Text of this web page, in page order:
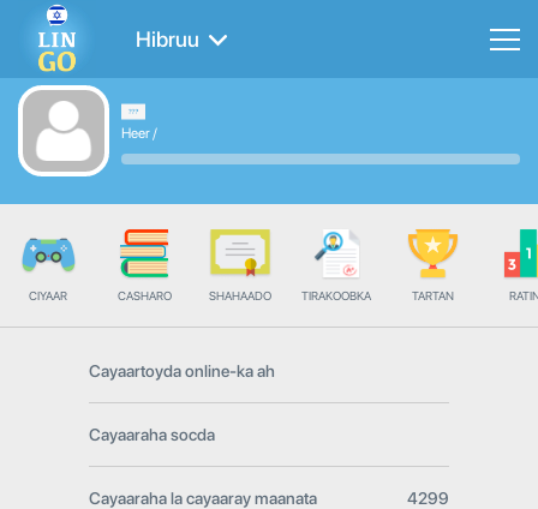
Hibruu
Heer/
CIYAAR CASHARO SHAHAADO TIRAKOOBKA TARTAN
Cayaartoyda online-ka ah
Cayaaraha socda
Cayaaraha la cayaaray maanata 4299